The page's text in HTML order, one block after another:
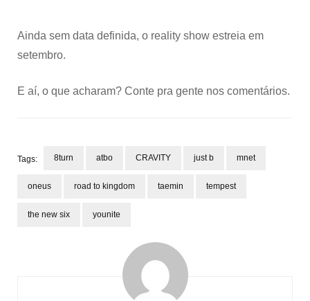
Ainda sem data definida, o reality show estreia em
setembro.
E aí, o que acharam? Conte pra gente nos comentários.
Tags: 8turn atbo CRAVITY just b mnet
oneus road to kingdom taemin tempest
the new six younite